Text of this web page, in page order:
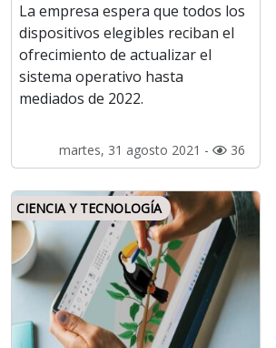
La empresa espera que todos los
dispositivos elegibles reciban el
ofrecimiento de actualizar el
sistema operativo hasta
mediados de 2022.
martes, 31 agosto 2021 - 36
CIENCIA Y TECNOLOGÍA